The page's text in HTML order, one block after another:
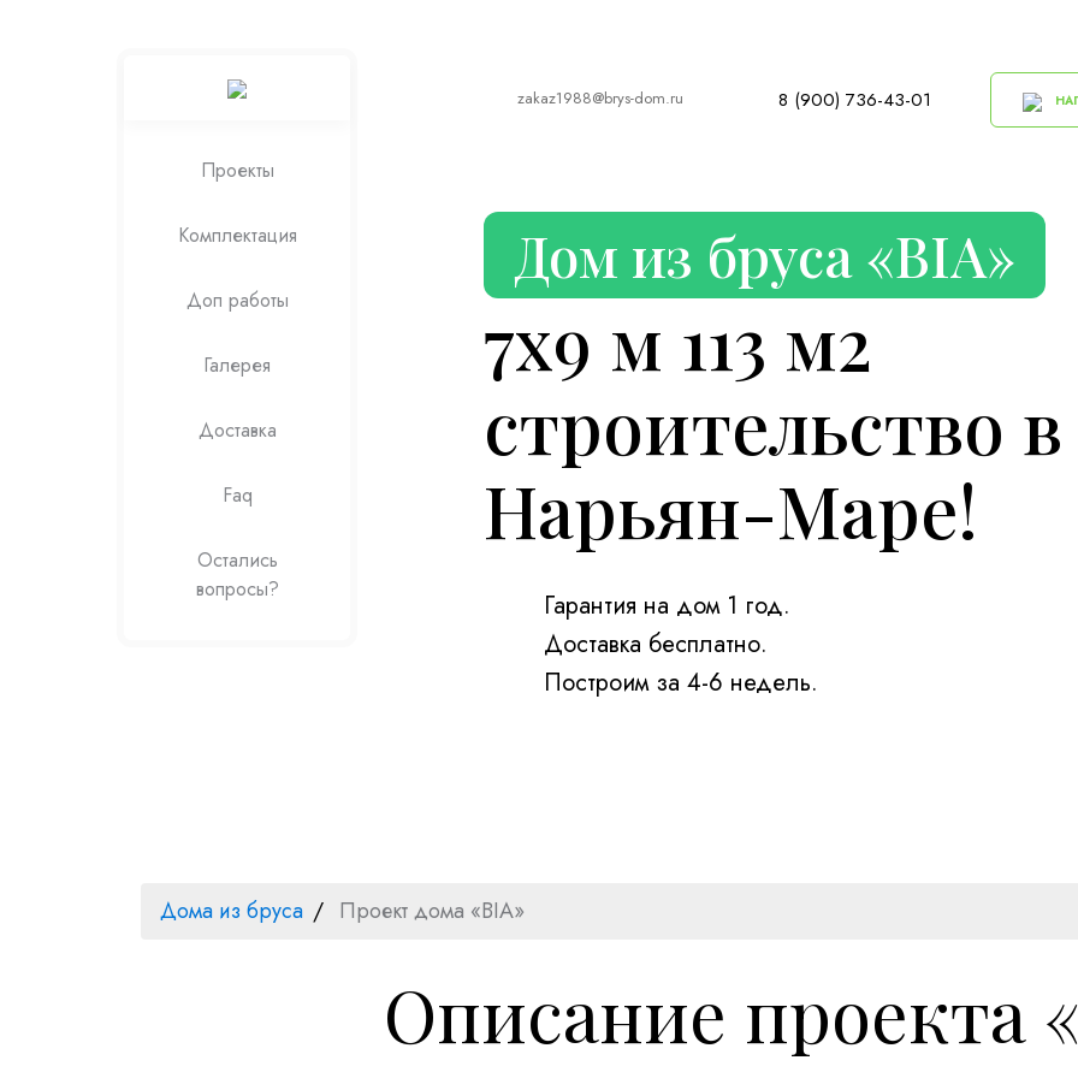
Проекты
Комплектация
Доп работы
Галерея
Доставка
Faq
Остались
вопросы?
zakaz1988@brys-dom.ru 8 (900) 736-43-01
Дом из бруса «BIA»
7х9 м 113 м2
строительство в
Нарьян-Маре!
Гарантия на дом 1 год.
Доставка бесплатно.
Построим за 4-6 недель.
Дома из бруса Проект дома «BIA»
Описание проекта